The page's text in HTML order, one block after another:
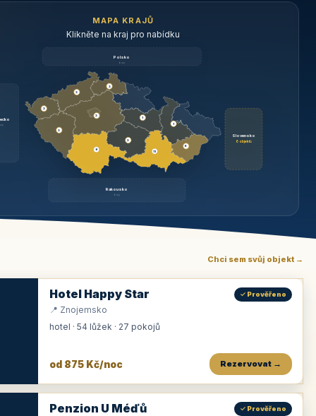
MAPA KRAJŮ
Klikněte na kraj pro nabídku
Polsko
brzy
Slovensko
6 objektů
Rakousko
brzy
3
9
3
3
3
3
1
2
11
1
6
Chci sem svůj objekt →
Hotel Happy Star ✓ Prověřeno
📍 Znojemsko
hotel · 54 lůžek · 27 pokojů
od 875 Kč/noc Rezervovat →
Penzion U Méďů ✓ Prověřeno